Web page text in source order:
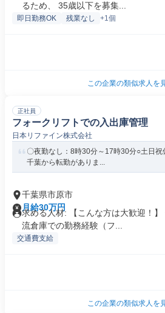
るため、 35歳以下を募集...
即日勤務OK 残業なし +1個
この企業の類似求人を
正社員
フォークリフトでの入出庫管理
日本リファイン株式会社
〇夜勤なし：8時30分～17時30分○土日
千葉から転勤がありま...
千葉県市原市
月給30万円
求める人材: 【こんな方は大歓迎！
流倉庫での勤務経験（フ...
交通費支給
この企業の類似求人を